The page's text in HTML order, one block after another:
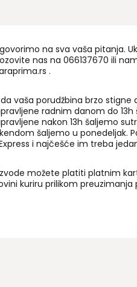
na sva vaša pitanja.
nas na 066137670 ili
.
vaša porudžbina brzo stigne
radnim danom do
nakon 13h šaljemo
šaljemo u ponedeljak.
i najčešće im treba
možete platiti platnim
kuriru prilikom preuzimanja